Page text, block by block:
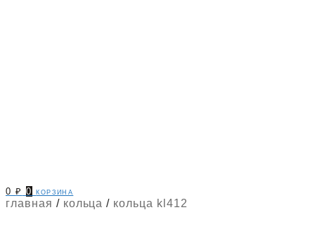
0₽ 0 корзина
главная / кольца / кольца kl412